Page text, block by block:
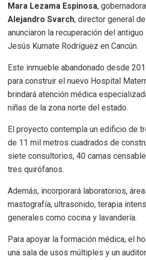
Mara Lezama Espinosa,
Alejandro Svarch, director general
anunciaron la recuperación del
Jesús Kumate Rodríguez en Cancún.
Este inmueble abandonado desde
para construir el nuevo Hospital
brindará atención médica
niñas de la zona norte del estado.
El proyecto contempla un edificio de
de 11 mil metros cuadrados de
siete consultorios, 40 camas
tres quirófanos.
Además, incorporará laboratorios,
mastografía, ultrasonido, terapia
generales como cocina y lavandería.
Para apoyar la formación médica, el
una sala de usos múltiples y un